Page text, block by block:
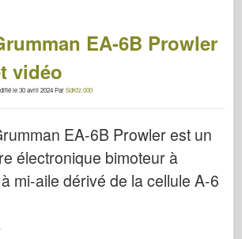
EA-6B Prowler
vidéo
le30 avril 2024ParSdKfz.000
EA-6B Prowler est un
électronique bimoteur à
mi-aile dérivé de la cellule A-6